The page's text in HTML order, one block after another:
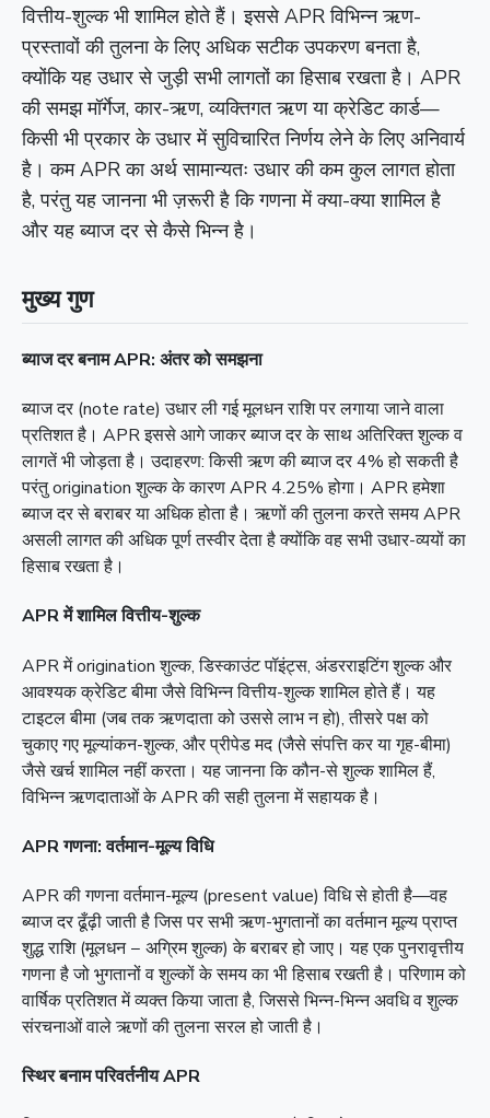
वित्तीय-शुल्क भी शामिल होते हैं। इससे APR विभिन्न ऋण-
प्रस्तावों की तुलना के लिए अधिक सटीक उपकरण बनता है,
क्योंकि यह उधार से जुड़ी सभी लागतों का हिसाब रखता है। APR
की समझ मॉर्गेज, कार-ऋण, व्यक्तिगत ऋण या क्रेडिट कार्ड—
किसी भी प्रकार के उधार में सुविचारित निर्णय लेने के लिए अनिवार्य
है। कम APR का अर्थ सामान्यतः उधार की कम कुल लागत होता
है, परंतु यह जानना भी ज़रूरी है कि गणना में क्या-क्या शामिल है
और यह ब्याज दर से कैसे भिन्न है।
मुख्य गुण
ब्याज दर बनाम APR: अंतर को समझना
ब्याज दर (note rate) उधार ली गई मूलधन राशि पर लगाया जाने वाला
प्रतिशत है। APR इससे आगे जाकर ब्याज दर के साथ अतिरिक्त शुल्क व
लागतें भी जोड़ता है। उदाहरण: किसी ऋण की ब्याज दर 4% हो सकती है
परंतु origination शुल्क के कारण APR 4.25% होगा। APR हमेशा
ब्याज दर से बराबर या अधिक होता है। ऋणों की तुलना करते समय APR
असली लागत की अधिक पूर्ण तस्वीर देता है क्योंकि वह सभी उधार-व्ययों का
हिसाब रखता है।
APR में शामिल वित्तीय-शुल्क
APR में origination शुल्क, डिस्काउंट पॉइंट्स, अंडरराइटिंग शुल्क और
आवश्यक क्रेडिट बीमा जैसे विभिन्न वित्तीय-शुल्क शामिल होते हैं। यह
टाइटल बीमा (जब तक ऋणदाता को उससे लाभ न हो), तीसरे पक्ष को
चुकाए गए मूल्यांकन-शुल्क, और प्रीपेड मद (जैसे संपत्ति कर या गृह-बीमा)
जैसे खर्च शामिल नहीं करता। यह जानना कि कौन-से शुल्क शामिल हैं,
विभिन्न ऋणदाताओं के APR की सही तुलना में सहायक है।
APR गणना: वर्तमान-मूल्य विधि
APR की गणना वर्तमान-मूल्य (present value) विधि से होती है—वह
ब्याज दर ढूँढ़ी जाती है जिस पर सभी ऋण-भुगतानों का वर्तमान मूल्य प्राप्त
शुद्ध राशि (मूलधन − अग्रिम शुल्क) के बराबर हो जाए। यह एक पुनरावृत्तीय
गणना है जो भुगतानों व शुल्कों के समय का भी हिसाब रखती है। परिणाम को
वार्षिक प्रतिशत में व्यक्त किया जाता है, जिससे भिन्न-भिन्न अवधि व शुल्क
संरचनाओं वाले ऋणों की तुलना सरल हो जाती है।
स्थिर बनाम परिवर्तनीय APR